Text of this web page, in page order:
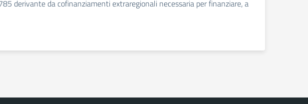
derivante da cofinanziamenti extraregionali necessaria per finanziare, a